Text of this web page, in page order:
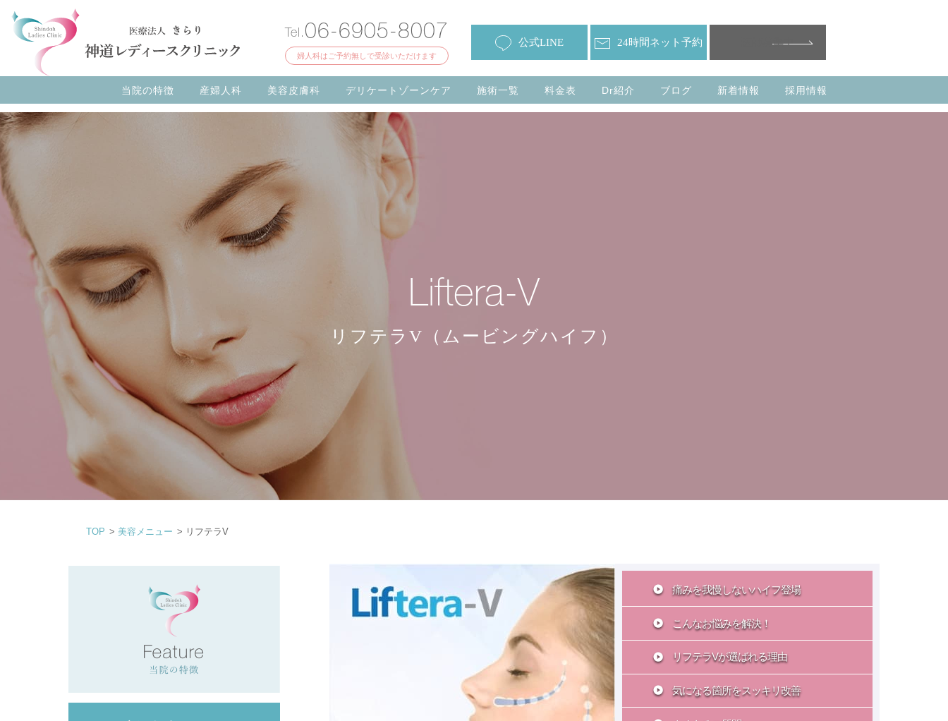
Tel.06-6905-8007
婦人科はご予約無しで受診いただけます
公式LINE 24時間ネット予約 医師募集中
当院の特徴 産婦人科 美容皮膚科 デリケートゾーンケア 施術一覧 料金表 Dr紹介 ブログ 新着情報 採用情報
Liftera-V
リフテラV（ムービングハイフ）
TOP > 美容メニュー > リフテラV
痛みを我慢しないハイフ登場
こんなお悩みを解決！
リフテラVが選ばれる理由
気になる箇所をスッキリ改善